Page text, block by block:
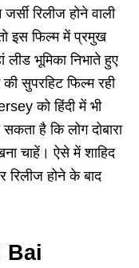
रिलीज होने वाली
इस फिल्म में प्रमुख
लीड भूमिका निभाते हुए
सुपरहिट फिल्म रही
को हिंदी में भी
है कि लोग दोबारा
चाहें। ऐसे में शाहिद
होने के बाद
Bai